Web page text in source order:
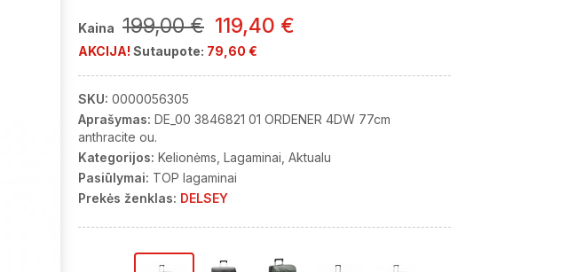
Kaina 199,00 € 119,40 €
AKCIJA! Sutaupote: 79,60 €
SKU: 0000056305
Aprašymas: DE_00 3846821 01 ORDENER 4DW 77cm
anthracite ou.
Kategorijos: Kelionėms Lagaminai Aktualu
Pasiūlymai: TOP lagaminai
Prekės ženklas: DELSEY